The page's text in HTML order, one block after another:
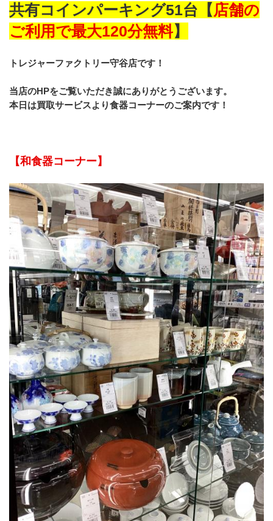
共有コインパーキング51台【 店舗の
ご利用で最大120分無料】
トレジャーファクトリー守谷店です！
当店のHPをご覧いただき誠にありがとうございます。
本日は買取サービスより食器コーナーのご案内です！
【和食器コーナー】